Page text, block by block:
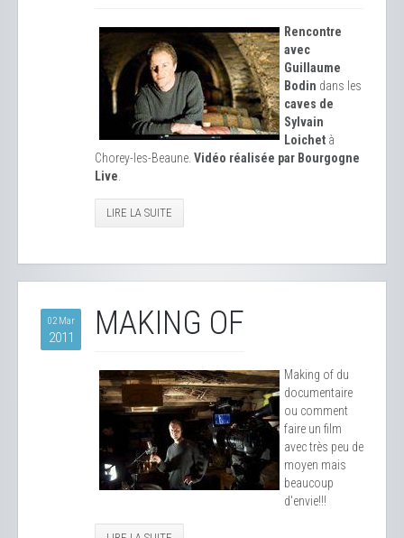
Rencontre
avec
Guillaume
Bodin dans les
caves de
Sylvain
Loichet à
Chorey-les-Beaune. Vidéo réalisée par Bourgogne
Live
LIRE LA SUITE
02 Mar
2011 MAKING OF
Making of du
documentaire
ou comment
faire un film
avec très peu de
moyen mais
beaucoup
d'envie!!!